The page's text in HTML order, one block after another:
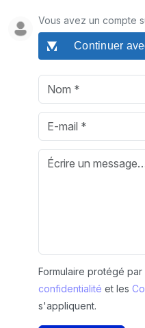
Vous avez un compte
Continuer
Formulaire protégé par
confidentialité et les
s'appliquent.